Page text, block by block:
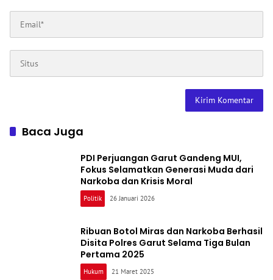
Baca Juga
PDI Perjuangan Garut Gandeng MUI,
Fokus Selamatkan Generasi Muda dari
Narkoba dan Krisis Moral
Politik 26 Januari 2026
Ribuan Botol Miras dan Narkoba Berhasil
Disita Polres Garut Selama Tiga Bulan
Pertama 2025
Hukum 21 Maret 2025